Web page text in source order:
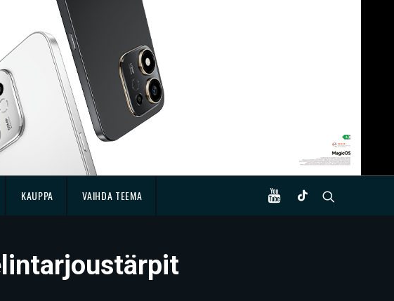
KAUPPA VAIHDA TEEMA